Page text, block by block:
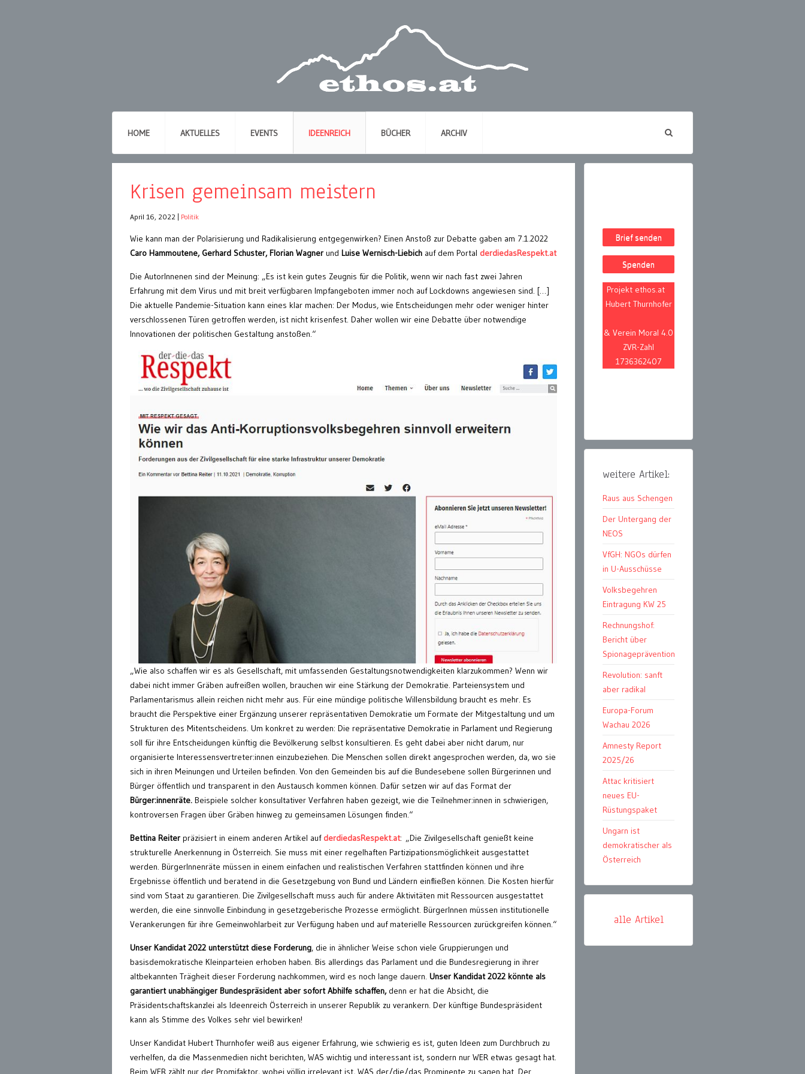
HOME AKTUELLES EVENTS IDEENREICH BÜCHER ARCHIV
Krisen gemeinsam meistern
April 16, 2022 Politik
Wie kann man der Polarisierung und Radikalisierung entgegenwirken? Einen Anstoß zur Debatte gaben am 7.1.2022
Caro Hammoutene, Gerhard Schuster, Florian Wagner und Luise Wernisch-Liebich auf dem Portal derdiedasRespekt.at
Die AutorInnenen sind der Meinung: „Es ist kein gutes Zeugnis für die Politik, wenn wir nach fast zwei Jahren
Erfahrung mit dem Virus und mit breit verfügbaren Impfangeboten immer noch auf Lockdowns angewiesen sind. […]
Die aktuelle Pandemie-Situation kann eines klar machen: Der Modus, wie Entscheidungen mehr oder weniger hinter
verschlossenen Türen getroffen werden, ist nicht krisenfest. Daher wollen wir eine Debatte über notwendige
Innovationen der politischen Gestaltung anstoßen.“
„Wie also schaffen wir es als Gesellschaft, mit umfassenden Gestaltungsnotwendigkeiten klarzukommen? Wenn wir
dabei nicht immer Gräben aufreißen wollen, brauchen wir eine Stärkung der Demokratie. Parteiensystem und
Parlamentarismus allein reichen nicht mehr aus. Für eine mündige politische Willensbildung braucht es mehr. Es
braucht die Perspektive einer Ergänzung unserer repräsentativen Demokratie um Formate der Mitgestaltung und um
Strukturen des Mitentscheidens. Um konkret zu werden: Die repräsentative Demokratie in Parlament und Regierung
soll für ihre Entscheidungen künftig die Bevölkerung selbst konsultieren. Es geht dabei aber nicht darum, nur
organisierte Interessensvertreter:innen einzubeziehen. Die Menschen sollen direkt angesprochen werden, da, wo sie
sich in ihren Meinungen und Urteilen befinden. Von den Gemeinden bis auf die Bundesebene sollen Bürgerinnen und
Bürger öffentlich und transparent in den Austausch kommen können. Dafür setzen wir auf das Format der
Bürger:innenräte. Beispiele solcher konsultativer Verfahren haben gezeigt, wie die Teilnehmer:innen in schwierigen,
kontroversen Fragen über Gräben hinweg zu gemeinsamen Lösungen finden.“
Bettina Reiter präzisiert in einem anderen Artikel auf derdiedasRespekt.at: „Die Zivilgesellschaft genießt keine
strukturelle Anerkennung in Österreich. Sie muss mit einer regelhaften Partizipationsmöglichkeit ausgestattet
werden. BürgerInnenräte müssen in einem einfachen und realistischen Verfahren stattfinden können und ihre
Ergebnisse öffentlich und beratend in die Gesetzgebung von Bund und Ländern einfließen können. Die Kosten hierfür
sind vom Staat zu garantieren. Die Zivilgesellschaft muss auch für andere Aktivitäten mit Ressourcen ausgestattet
werden, die eine sinnvolle Einbindung in gesetzgeberische Prozesse ermöglicht. BürgerInnen müssen institutionelle
Verankerungen für ihre Gemeinwohlarbeit zur Verfügung haben und auf materielle Ressourcen zurückgreifen können.“
Unser Kandidat 2022 unterstützt diese Forderung, die in ähnlicher Weise schon viele Gruppierungen und
basisdemokratische Kleinparteien erhoben haben. Bis allerdings das Parlament und die Bundesregierung in ihrer
altbekannten Trägheit dieser Forderung nachkommen, wird es noch lange dauern. Unser Kandidat 2022 könnte als
garantiert unabhängiger Bundespräsident aber sofort Abhilfe schaffen,denn er hat die Absicht, die
Präsidentschaftskanzlei als Ideenreich Österreich in unserer Republik zu verankern. Der künftige Bundespräsident
kann als Stimme des Volkes sehr viel bewirken!
Unser Kandidat Hubert Thurnhofer weiß aus eigener Erfahrung, wie schwierig es ist, guten Ideen zum Durchbruch zu
verhelfen, da die Massenmedien nicht berichten, WAS wichtig und interessant ist, sondern nur WER etwas gesagt hat.
Beim WER zählt nur der Promifaktor, wobei völlig irrelevant ist, WAS der/die/das Prominente zu sagen hat. Der
Brief senden
Spenden
Projekt ethos.at
Hubert Thurnhofer
& Verein Moral 4.0
ZVR-Zahl
1736362407
weitere Artikel:
Raus aus Schengen
Der Untergang der
NEOS
VfGH: NGOs dürfen
in U-Ausschüsse
Volksbegehren
Eintragung KW 25
Rechnungshof:
Bericht über
Spionageprävention
Revolution: sanft
aber radikal
Europa-Forum
Wachau 2026
Amnesty Report
2025/26
Attac kritisiert
neues EU-
Rüstungspaket
Ungarn ist
demokratischer als
Österreich
alle Artikel